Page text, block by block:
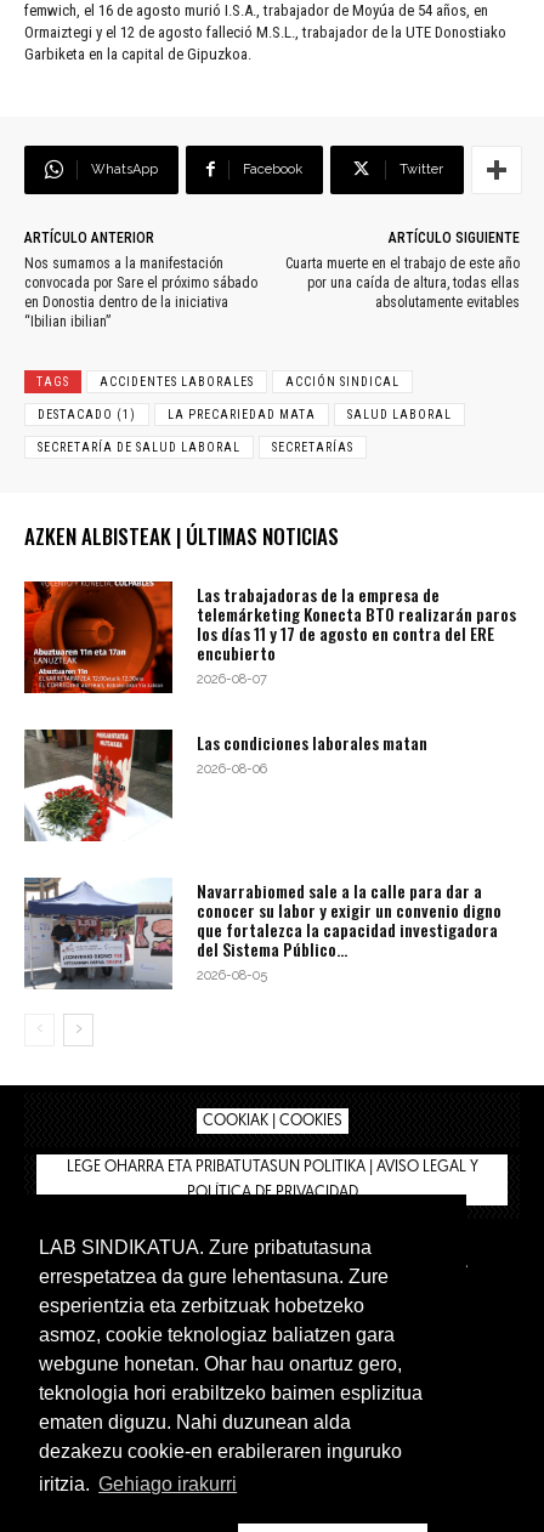
femwich, el 16 de agosto murió I.S.A., trabajador de Moyúa de 54 años, en
Ormaiztegi y el 12 de agosto falleció M.S.L., trabajador de la UTE Donostiako
Garbiketa en la capital de Gipuzkoa.
WhatsApp Facebook Twitter
ARTÍCULO ANTERIOR
Nos sumamos a la manifestación
convocada por Sare el próximo sábado
en Donostia dentro de la iniciativa
“Ibilian ibilian”
ARTÍCULO SIGUIENTE
Cuarta muerte en el trabajo de este año
por una caída de altura, todas ellas
absolutamente evitables
TAGS ACCIDENTES LABORALES ACCIÓN SINDICAL
DESTACADO (1) LA PRECARIEDAD MATA SALUD LABORAL
SECRETARÍA DE SALUD LABORAL SECRETARÍAS
AZKEN ALBISTEAK | ÚLTIMAS NOTICIAS
Las trabajadoras de la empresa de
telemárketing Konecta BTO realizarán paros
los días 11 y 17 de agosto en contra del ERE
encubierto
2026-08-07
Las condiciones laborales matan
2026-08-06
Navarrabiomed sale a la calle para dar a
conocer su labor y exigir un convenio digno
que fortalezca la capacidad investigadora
del Sistema Público...
2026-08-05
COOKIAK | COOKIES
LEGE OHARRA ETA PRIBATUTASUN POLITIKA | AVISO LEGAL Y
POLÍTICA DE PRIVACIDAD
BIZILAN.EUS
TIENDA
INTRANET 🔑
Euskera Castellano
www.lab.eus
LAB SINDIKATUA. Zure pribatutasuna
errespetatzea da gure lehentasuna. Zure
esperientzia eta zerbitzuak hobetzeko
asmoz, cookie teknologiaz baliatzen gara
webgune honetan. Ohar hau onartuz gero,
teknologia hori erabiltzeko baimen esplizitua
ematen diguzu. Nahi duzunean alda
dezakezu cookie-en erabileraren inguruko
iritzia. Gehiago irakurri